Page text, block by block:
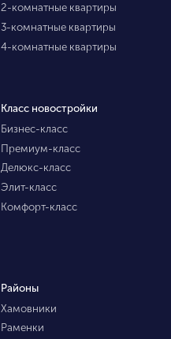
2-комнатные квартиры
3-комнатные квартиры
4-комнатные квартиры
Класс новостройки
Бизнес-класс
Премиум-класс
Делюкс-класс
Элит-класс
Комфорт-класс
Районы
Хамовники
Раменки